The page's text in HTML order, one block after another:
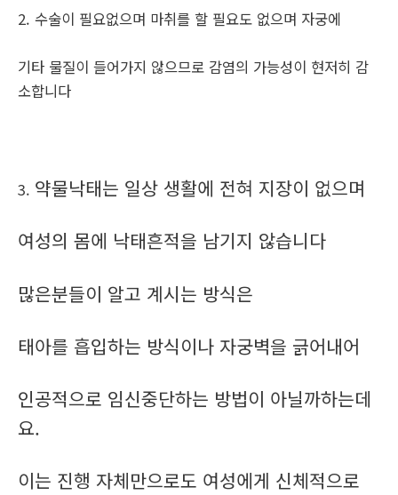
2. 수술이 필요없으며 마취를 할 필요도 없으며 자궁에
기타 물질이 들어가지 않으므로 감염의 가능성이 현저히 감
소합니다
3. 약물낙태는 일상 생활에 전혀 지장이 없으며
여성의 몸에 낙태흔적을 남기지 않습니다
많은분들이 알고 계시는 방식은
태아를 흡입하는 방식이나 자궁벽을 긁어내어
인공적으로 임신중단하는 방법이 아닐까하는데
요.
이는 진행 자체만으로도 여성에게 신체적으로